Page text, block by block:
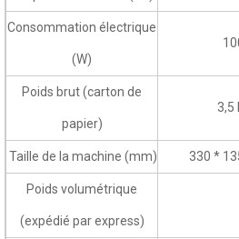
Consommation électrique
(W)
Poids brut (carton de
papier)
3,5
Taille de la machine (mm) 330 *
Poids volumétrique
(expédié par express)